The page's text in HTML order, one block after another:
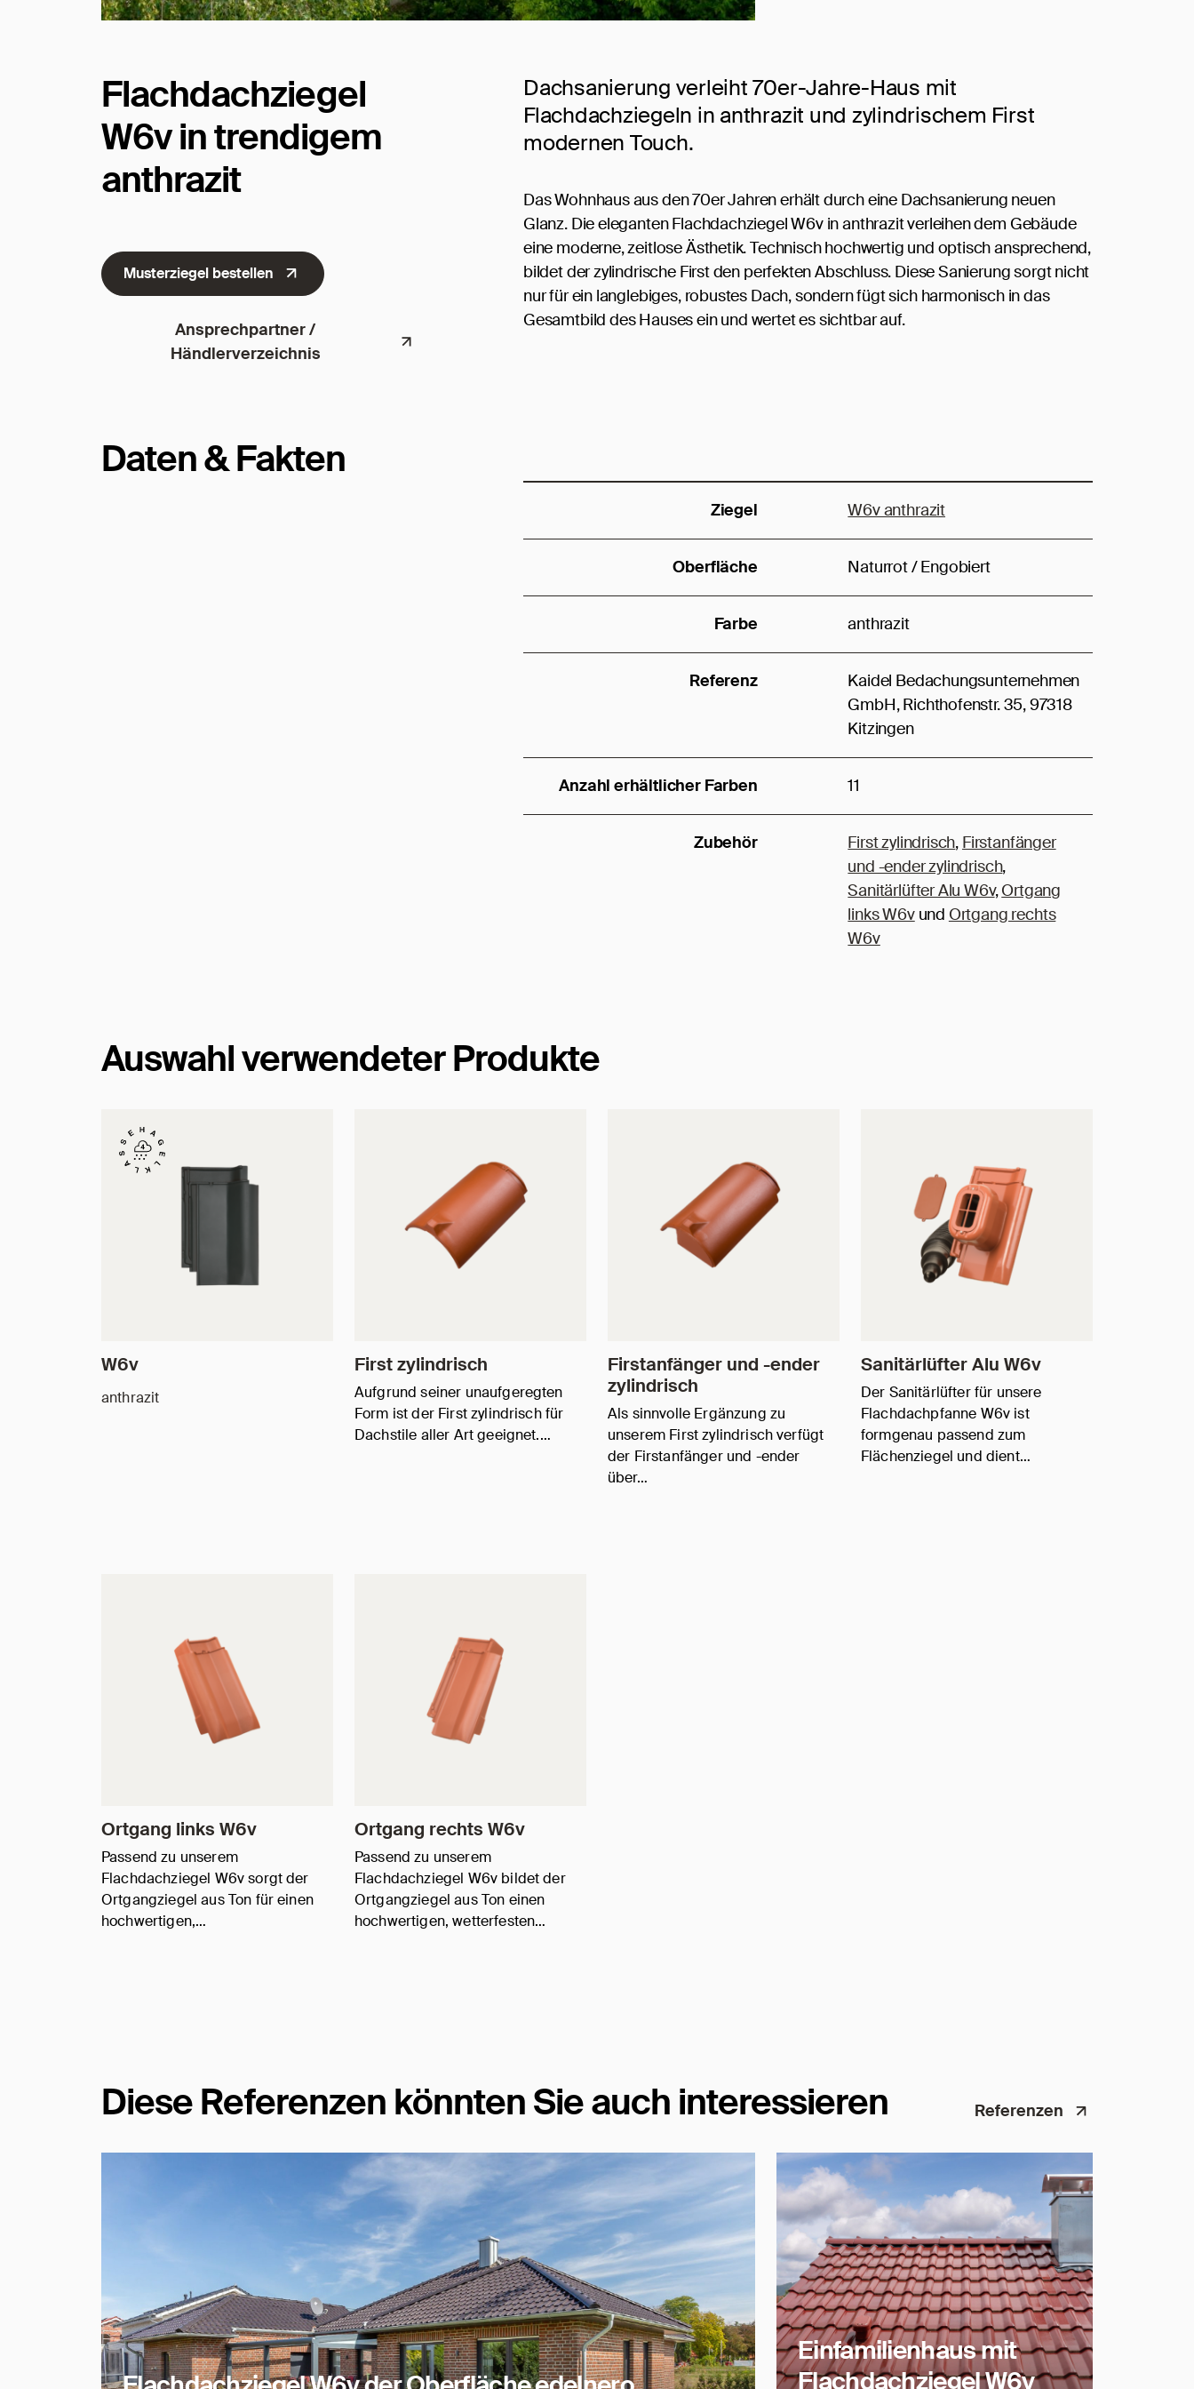
Flachdachziegel
W6v in trendigem
anthrazit
Musterziegel bestellen
Ansprechpartner /
Händlerverzeichnis
Dachsanierung verleiht 70er-Jahre-Haus mit
Flachdachziegeln in anthrazit und zylindrischem First
modernen Touch.
Das Wohnhaus aus den 70er Jahren erhält durch eine Dachsanierung neuen
Glanz. Die eleganten Flachdachziegel W6v in anthrazit verleihen dem Gebäude
eine moderne, zeitlose Ästhetik. Technisch hochwertig und optisch ansprechend,
bildet der zylindrische First den perfekten Abschluss. Diese Sanierung sorgt nicht
nur für ein langlebiges, robustes Dach, sondern fügt sich harmonisch in das
Gesamtbild des Hauses ein und wertet es sichtbar auf.
Daten & Fakten
Ziegel W6v anthrazit
Oberfläche Naturrot / Engobiert
Farbe anthrazit
Referenz
Kaidel Bedachungsunternehmen
GmbH, Richthofenstr. 35, 97318
Kitzingen
Anzahl erhältlicher Farben 11
Zubehör First zylindrisch, Firstanfänger
und -ender zylindrisch,
Sanitärlüfter Alu W6v,Ortgang
links W6vund Ortgang rechts
W6v
Auswahl verwendeter Produkte
W6v
anthrazit
First zylindrisch
Aufgrund seiner unaufgeregten
Form ist der First zylindrisch für
Dachstile aller Art geeignet.…
Firstanfänger und -ender
zylindrisch
Als sinnvolle Ergänzung zu
unserem First zylindrisch verfügt
der Firstanfänger und -ender
über…
Sanitärlüfter Alu W6v
Der Sanitärlüfter für unsere
Flachdachpfanne W6v ist
formgenau passend zum
Flächenziegel und dient…
Ortgang links W6v
Passend zu unserem
Flachdachziegel W6v sorgt der
Ortgangziegel aus Ton für einen
hochwertigen,…
Ortgang rechts W6v
Passend zu unserem
Flachdachziegel W6v bildet der
Ortgangziegel aus Ton einen
hochwertigen, wetterfesten…
Diese Referenzen könnten Sie auch interessieren Referenzen
Einfamilienhaus mit
Flachdachziegel W6v